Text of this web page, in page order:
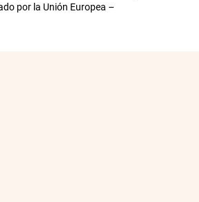
por la Unión Europea –